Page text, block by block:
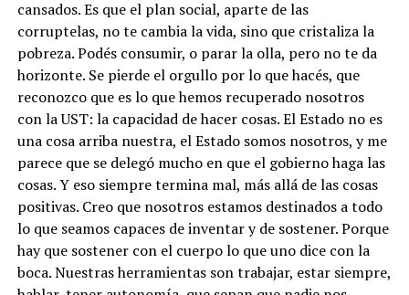
cansados.Es que el plan social, aparte de las
corruptelas, no te cambia la vida, sino que cristaliza la
pobreza. Podés consumir, o parar la olla, pero no te da
horizonte. Se pierde el orgullo por lo que hacés, que
reconozco que es lo que hemos recuperado nosotros
con la UST: la capacidad de hacer cosas. El Estado no es
una cosa arriba nuestra, el Estado somos nosotros, y me
parece que se delegó mucho en que el gobierno haga las
cosas. Y eso siempre termina mal, más allá de las cosas
positivas. Creo que nosotros estamos destinados a todo
lo que seamos capaces de inventar y de sostener. Porque
hay que sostener con el cuerpo lo que uno dice con la
boca. Nuestras herramientas son trabajar, estar siempre,